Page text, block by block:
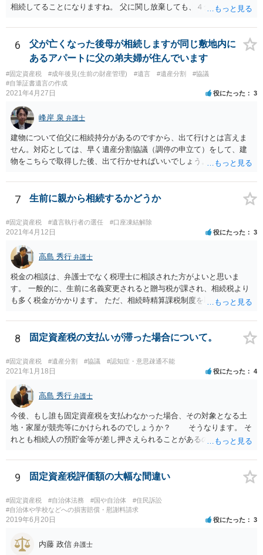
相続してることになりますね。 父に関し放棄しても、４分の１はあな
ば、単純承認にはならないでしょう。 役所にも話を通しておいた方が
いいでしょう。 あるいは、相続して売却しても、滞納に追いつかない
ですかね。
6
父が亡くなった後母が相続しますが同じ敷地内に
あるアパートに父の弟夫婦が住んでいます
#固定資産税 #成年後見(生前の財産管理) #遺言 #遺産分割
#協議
#自筆証書遺言の作成
2021年4月27日 役にたった 3
峰岸 泉 弁護士
建物について伯父に相続持分があるのですから、出て行けとは言えま
せん。対応としては、早く遺産分割協議（調停の申立て）をして、建
物をこちらで取得した後、出て行かせればいいでしょう。 建物の固定
っていない部分については請求すればいいと思います。 なお、家賃に
ついては、お父様自身が遺産分割手続をしなかったのですから、あき
7 生前に親から相続するかどうか
#固定資産税 #遺言執行者の選任 #口座凍結解除
2021年4月12日 役にたった 3
高島 秀行 弁護士
税金の相談は、弁護士でなく税理士に相談された方がよいと思いま
す。 一般的に、生前に名義変更されると贈与税が課され、相続税より
も多く税金がかかります。 ただ、相続時精算課税制度を取れば、実質
ういう場合にどれくらい税金がかかるか計算してもらって どういう方
針を取るか決められたらよいと思います。
8 固定資産税の支払いが滞った場合について。
#固定資産税 #遺産分割 #協議 #認知症・意思疎通不能
2021年1月18日 役にたった 4
高島 秀行 弁護士
今後、もし誰も固定資産税を支払わなかった場合、その対象となる土
地・家屋が競売等にかけられるのでしょうか？ そうなります。 そ
れとも相続人の預貯金等が差し押さえられることがあるのでしょう
ます。 また、固定資産税は遺産分割協議が整わない限り、法定相続分
ではなくあくまで不可分債務（？）ということになって相続人全員、
で、相続人全員の責任となります。 あなたが立て替えておき、遺
産分割の際に精算するのがよいと思います。 遺産分割協議が進ま
ないのであれば、弁護士に相談して、遺産分割調停や審判を した
9 固定資産税評価額の大幅な間違い
#固定資産税 #自治体法務 #国や自治体
#住民訴訟
#自治体や学校などへの損害賠償・慰謝料請求
2019年6月20日 役にたった 3
内藤 政信 弁護士